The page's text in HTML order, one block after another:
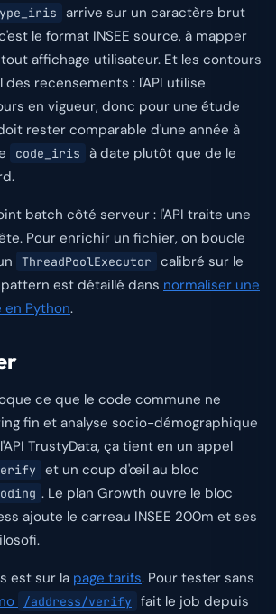
arrive sur un caractère brut
le format INSEE source, à mapper
affichage utilisateur. Et les contours
des recensements : l'API utilise
en vigueur, donc pour une étude
rester comparable d'une année à
code_iris
à date plutôt que de le
batch côté serveur : l'API traite une
Pour enrichir un fichier, on boucle
ThreadPoolExecutor
calibré sur le
est détaillé dans normaliser une
en Python.
ce que le code commune ne
fin et analyse socio-démographique
TrustyData, ça tient en un appel
et un coup d'œil au bloc
. Le plan Growth ouvre le bloc
ajoute le carreau INSEE 200m et ses
est sur la page tarifs. Pour tester sans
/address/verify
fait le job depuis